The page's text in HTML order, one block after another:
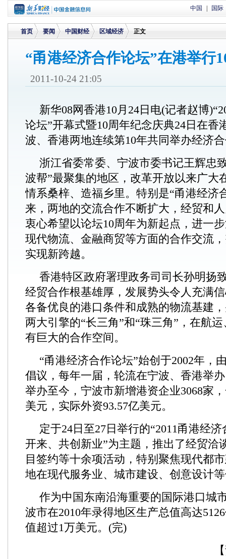
中国 国际
首页
>
要闻
>
中国财经
>
区域经济 正文
“甬港经济合作论坛”在港举行
2011-10-24 21:05
新华08网香港10月24日电(记者赵博
论坛”开幕式暨10周年纪念庆典24日在香
波、香港两地连续第10年共同举办经济
浙江省委常委、宁波市委书记王辉忠
波帮”最聚集的地区，改革开放以来广大
情系桑梓、造福乡里。特别是“甬港经济
来，两地的交流合作不断扩大，经贸和
衷心希望以论坛10周年为新起点，进一
现代物流、金融商贸等方面的合作交流
实现新跨越。
香港特区政府署理政务司司长孙明扬
经贸合作根基雄厚，发展势头令人充满
各备优良的港口条件和成熟的物流基建
两大引擎的“长三角”和“珠三角”，在航
有巨大的合作空间。
“甬港经济合作论坛”始创于2002年，
倡议，每年一届，轮流在宁波、香港举
举办至今，宁波市新增港资企业3068家
美元，实际外资93.57亿美元。
定于24日至27日举行的“2011甬港经
开来、共创新业”为主题，推出了经贸洽
目签约等十余项活动，特别聚焦现代都
地在现代服务业、城市建设、创意设计
作为中国东南沿海重要的国际港口城
波市在2010年录得地区生产总值高达
值超过1万美元。(完)